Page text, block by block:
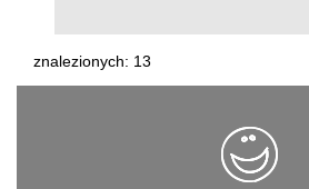
znalezionych: 13